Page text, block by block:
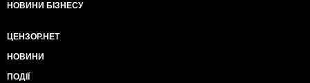
НОВИНИ БІЗНЕСУ
ЦЕНЗОР.НЕТ
НОВИНИ
ПОДІЇ